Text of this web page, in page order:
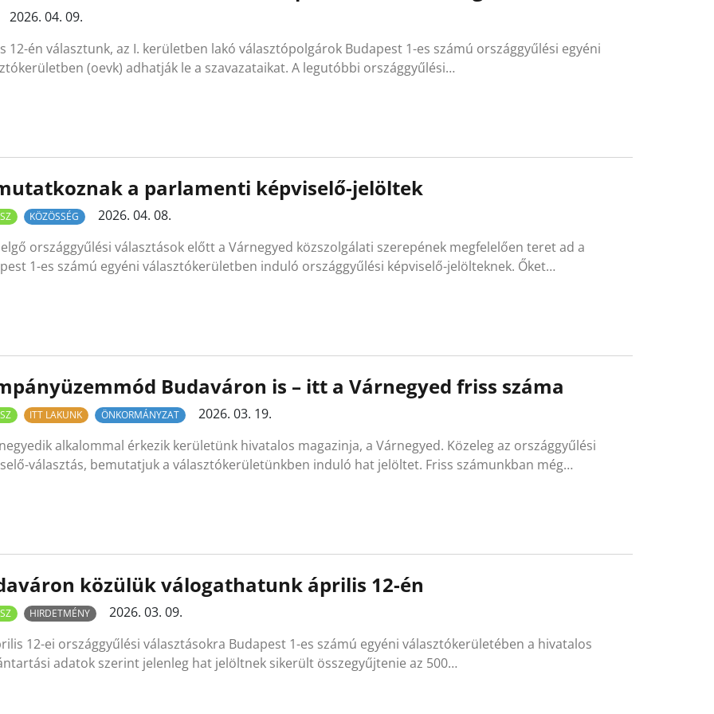
2026. 04. 09.
12-én választunk, az I. kerületben lakó választópolgárok Budapest 1-es számú országgyűlési egyéni
(oevk) adhatják le a szavazataikat. A legutóbbi országgyűlési…
a parlamenti képviselő-jelöltek
KÖZÖSSÉG
2026. 04. 08.
országgyűlési választások előtt a Várnegyed közszolgálati szerepének megfelelően teret ad a
1-es számú egyéni választókerületben induló országgyűlési képviselő-jelölteknek. Őket…
Budaváron is – itt a Várnegyed friss száma
ITT LAKUNK ÖNKORMÁNYZAT
2026. 03. 19.
alkalommal érkezik kerületünk hivatalos magazinja, a Várnegyed. Közeleg az országgyűlési
választás, bemutatjuk a választókerületünkben induló hat jelöltet. Friss számunkban még…
közülük válogathatunk április 12-én
HIRDETMÉNY
2026. 03. 09.
12-ei országgyűlési választásokra Budapest 1-es számú egyéni választókerületében a hivatalos
adatok szerint jelenleg hat jelöltnek sikerült összegyűjtenie az 500…